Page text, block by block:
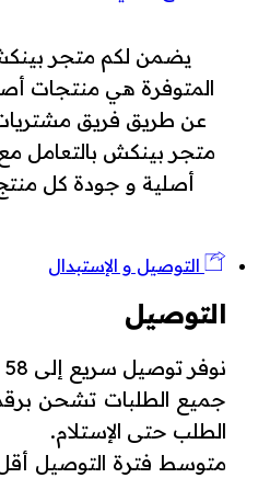
يضمن لكم متجر
المتوفرة هي منتجات
عن طريق فريق مشتريات
متجر بينكش بالتعامل مع
أصلية و جودة كل
التوصيل و الإستبدال
التوصيل
نوفر توصيل سريع إلى 58 ولاية.
جميع الطلبات تشحن
الطلب حتى الإستلام.